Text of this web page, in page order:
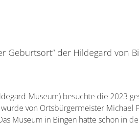
Geburtsort“ der Hildegard von
Museum) besuchte die 2023
von Ortsbürgermeister Michael
Museum in Bingen hatte schon in